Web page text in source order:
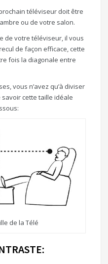
téléviseur doit être
ou de votre salon.
de votre téléviseur, il vous
de façon efficace, cette
fois la diagonale entre
vous n’avez qu’à diviser
cette taille idéale
de la Télé